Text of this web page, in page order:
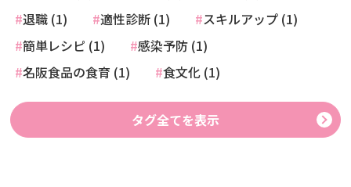
退職 (1)
適性診断 (1)
スキルアップ (1)
簡単レシピ (1)
感染予防 (1)
名阪食品の食育 (1)
食文化 (1)
タグ全てを表示